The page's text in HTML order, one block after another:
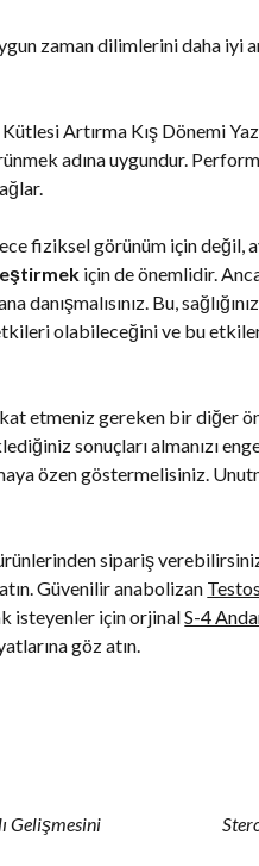
zaman dilimlerini daha iyi
Artırma Kış Dönemi
adına uygundur.
fiziksel görünüm için değil,
için de önemlidir.
Bu,
olabileceğini ve bu
etmeniz gereken bir diğer
sonuçları almanızı
özen göstermelisiniz.
sipariş
Güvenilir anabolizan
isteyenler için orjinalS-4
göz atın.
Gelişmesini